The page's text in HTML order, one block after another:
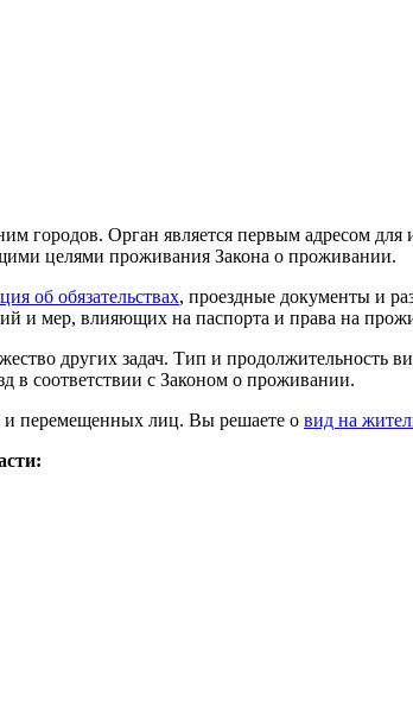
городов. Орган является первым адресом
целями проживания Закона о проживании.
об обязательствах, проездные документы и
и мер, влияющих на паспорта и права на
других задач. Тип и продолжительность
в соответствии с Законом о проживании.
и перемещенных лиц. Вы решаете о вид на